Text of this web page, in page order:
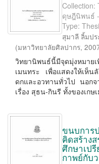
Collection:
ดุษฎีนิพนธ์
Type:
สุมาลี ลิ้มปร
(มหาวิทยาลัยศิลปากร,
วิทยานิพนธ์นี้มีจุดมุ่งหมายเ
เมนทระ เพื่อแสดงให้เห็น
ดกและอวทานทั่วไป นอก
เรื่อง สุธน-กินรี ทั้งของเก
ขนบการ
คิดสร้าง
ศึกษาเป
กาพย์กับ